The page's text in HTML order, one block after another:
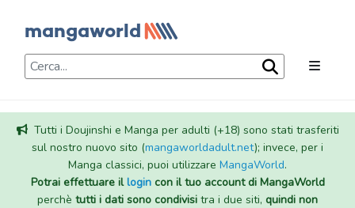
Tutti i Doujinshi e Manga per adulti (+18) sono stati trasferiti
sul nostro nuovo sito (mangaworldadult.net); invece, per i
Manga classici, puoi utilizzare MangaWorld.
Potrai effettuare illogincon il tuo account di MangaWorld
perchè tutti i dati sono condivisi tra i due siti, quindi non